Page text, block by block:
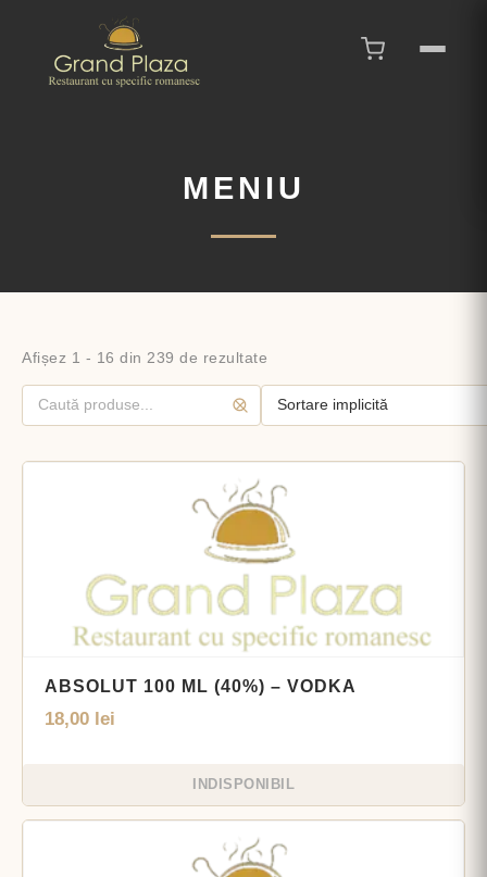
MENIU
Afișez 1 - 16 din 239 de rezultate
ABSOLUT 100 ML (40%) – VODKA
18,00 lei
INDISPONIBIL